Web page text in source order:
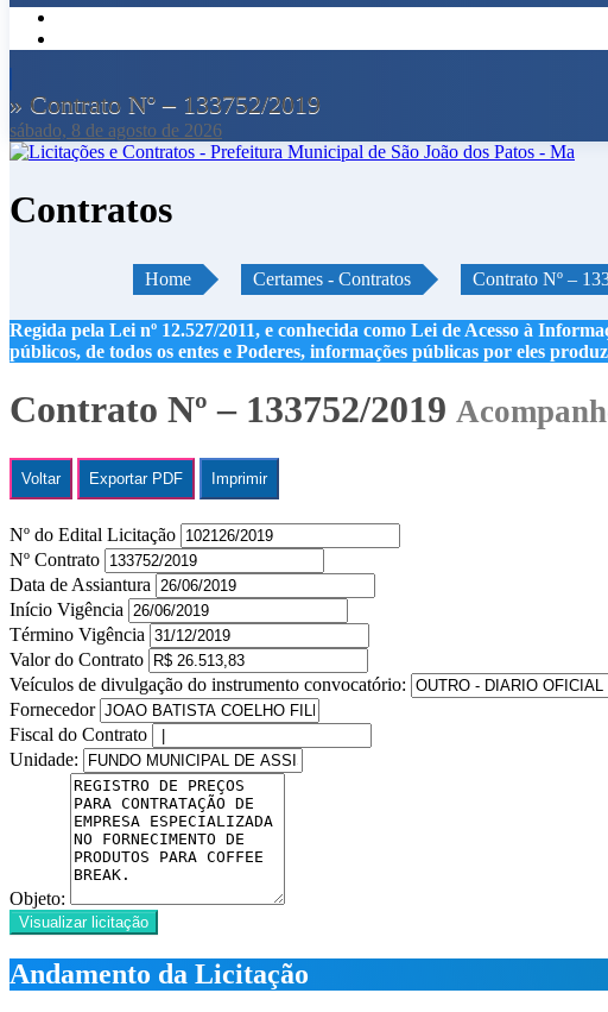
» Contrato Nº – 133752/2019
sábado, 8 de agosto de 2026
Contratos
Home Certames - Contratos Contrato Nº –
Regida pela Lei nº 12.527/2011, e conhecida como Lei de Acesso à
públicos, de todos os entes e Poderes, informações públicas por eles
Contrato Nº – 133752/2019
Voltar Exportar PDF Imprimir
Nº do Edital Licitação
Nº Contrato
Data de Assiantura
Início Vigência
Término Vigência
Valor do Contrato
Veículos de divulgação do instrumento convocatório:
Fornecedor
Fiscal do Contrato
Unidade:
Objeto:
Visualizar licitação
Andamento da Licitação